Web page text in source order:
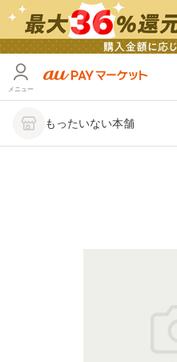
メニュー
もったいない本舗